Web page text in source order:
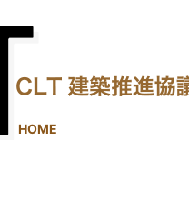
HOME